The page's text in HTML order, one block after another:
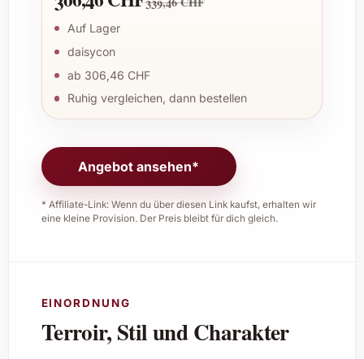
Auf Lager
daisycon
ab 306,46 CHF
Ruhig vergleichen, dann bestellen
Angebot ansehen*
* Affiliate-Link: Wenn du über diesen Link kaufst, erhalten wir
eine kleine Provision. Der Preis bleibt für dich gleich.
EINORDNUNG
Terroir, Stil und Charakter